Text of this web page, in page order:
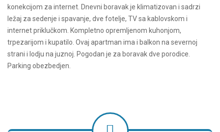
konekcijom za internet. Dnevni boravak je klimatizovan i sadrzi
ležaj za sedenje i spavanje, dve fotelje, TV sa kablovskom i
internet priklučkom. Kompletno opremljenom kuhonjom,
trpezarijom i kupatilo. Ovaj apartman ima i balkon na severnoj
strani i lodju na juznoj. Pogodan je za boravak dve porodice.
Parking obezbedjen.